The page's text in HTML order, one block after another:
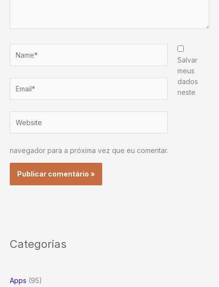
Salvar
meus
dados
neste
navegador para a próxima vez que eu comentar.
Categorias
Apps (95)